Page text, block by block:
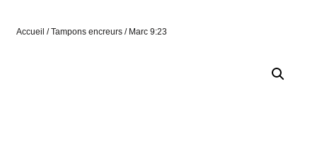
Accueil /Tampons encreurs / Marc 9:23